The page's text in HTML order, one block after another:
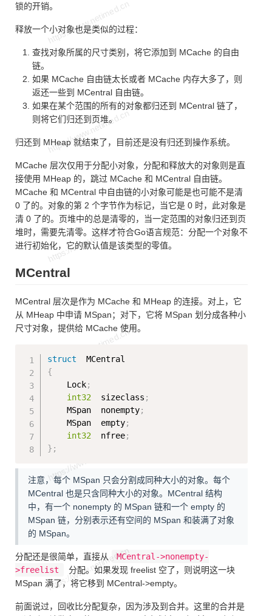
锁的开销。
释放一个小对象也是类似的过程：
查找对象所属的尺寸类别，将它添加到 MCache 的自由
链。
如果 MCache 自由链太长或者 MCache 内存大多了，则
返还一些到 MCentral 自由链。
如果在某个范围的所有的对象都归还到 MCentral 链了，
则将它们归还到页堆。
归还到 MHeap 就结束了，目前还是没有归还到操作系统。
MCache 层次仅用于分配小对象，分配和释放大的对象则是直
接使用 MHeap 的，跳过 MCache 和 MCentral 自由链。
MCache 和 MCentral 中自由链的小对象可能是也可能不是清
0 了的。对象的第 2 个字节作为标记，当它是 0 时，此对象是
清 0 了的。页堆中的总是清零的，当一定范围的对象归还到页
堆时，需要先清零。这样才符合Go语言规范：分配一个对象不
进行初始化，它的默认值是该类型的零值。
MCentral
MCentral 层次是作为 MCache 和 MHeap 的连接。对上，它
从 MHeap 中申请 MSpan；对下，它将 MSpan 划分成各种小
尺寸对象，提供给 MCache 使用。
struct
{
    Lock
;
int32
  sizeclass
;
    MSpan  nonempty
;
    MSpan  empty
;
int32
  nfree
;
} ;
注意，每个 MSpan 只会分割成同种大小的对象。每个
MCentral 也是只含同种大小的对象。MCentral 结构
中，有一个 nonempty 的 MSpan 链和一个 empty 的
MSpan 链，分别表示还有空间的 MSpan 和装满了对象
的 MSpan。
分配还是很简单，直接从
MCentral->nonempty-
>freelist
分配。如果发现 freelist 空了，则说明这一块
MSpan 满了，将它移到 MCentral->empty。
前面说过，回收比分配复杂，因为涉及到合并。这里的合并是